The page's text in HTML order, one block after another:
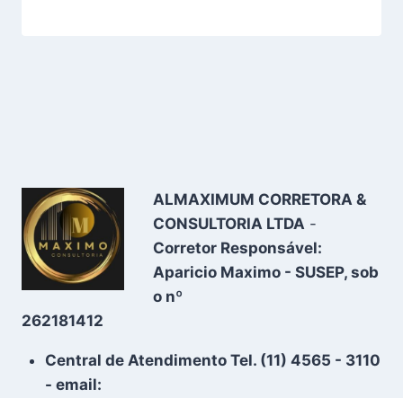
ALMAXIMUM CORRETORA &
CONSULTORIA LTDA -
Corretor Responsável:
Aparicio Maximo - SUSEP, sob
o nº
262181412
Central de Atendimento Tel. (11) 4565 - 3110
- email: